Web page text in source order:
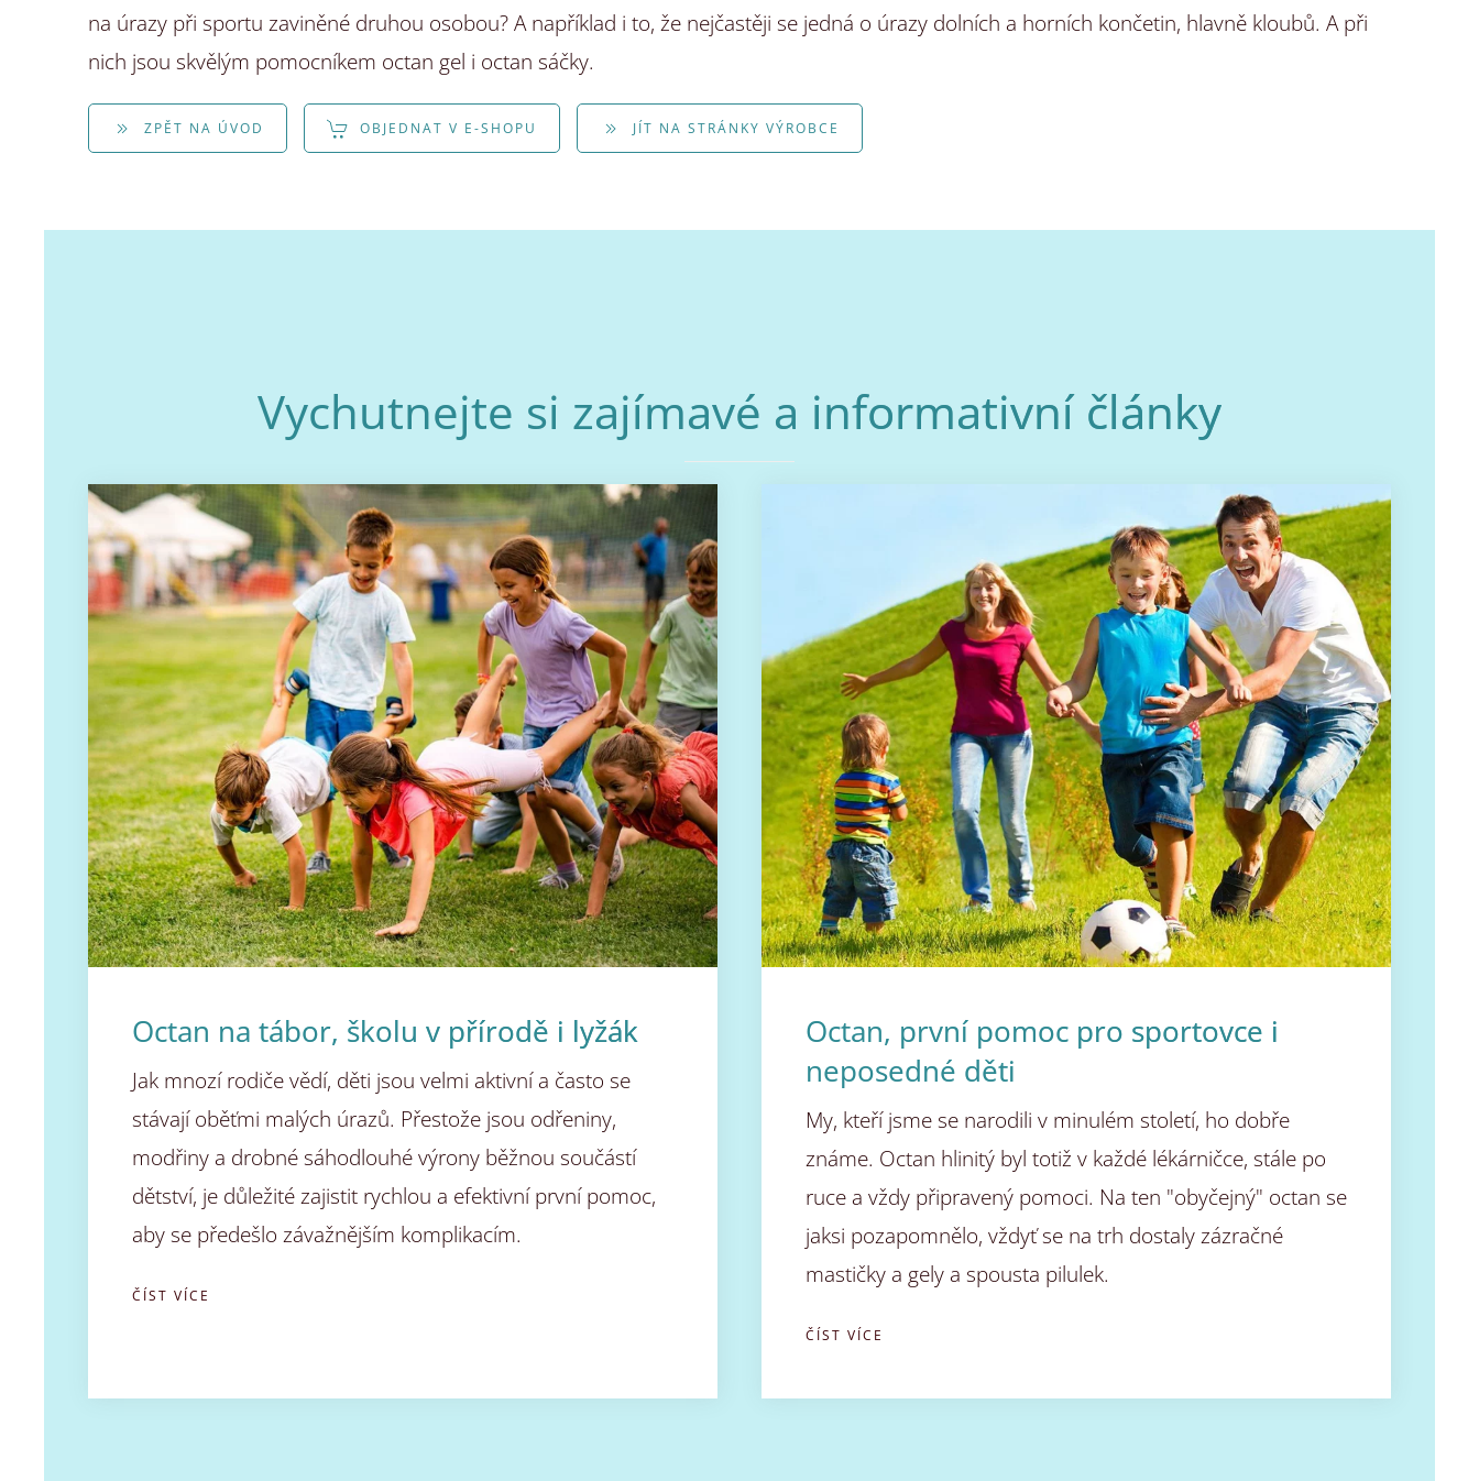
na úrazy při sportu zaviněné druhou osobou? A například i to, že nejčastěji se jedná o úrazy dolních a horních končetin, hlavně kloubů. A při
nich jsou skvělým pomocníkem octan gel i octan sáčky.
ZPĚT NA ÚVOD OBJEDNAT V E-SHOPU JÍT NA STRÁNKY VÝROBCE
Vychutnejte si zajímavé a informativní články
Octan na tábor, školu v přírodě i lyžák
Jak mnozí rodiče vědí, děti jsou velmi aktivní a často se
stávají oběťmi malých úrazů. Přestože jsou odřeniny,
modřiny a drobné sáhodlouhé výrony běžnou součástí
dětství, je důležité zajistit rychlou a efektivní první pomoc,
aby se předešlo závažnějším komplikacím.
ČÍST VÍCE
Octan, první pomoc pro sportovce i
neposedné děti
My, kteří jsme se narodili v minulém století, ho dobře
známe. Octan hlinitý byl totiž v každé lékárničce, stále po
ruce a vždy připravený pomoci. Na ten "obyčejný" octan se
jaksi pozapomnělo, vždyť se na trh dostaly zázračné
mastičky a gely a spousta pilulek.
ČÍST VÍCE